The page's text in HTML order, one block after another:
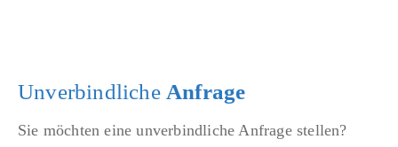
Unverbindliche Anfrage
Sie möchten eine unverbindliche Anfrage stellen?